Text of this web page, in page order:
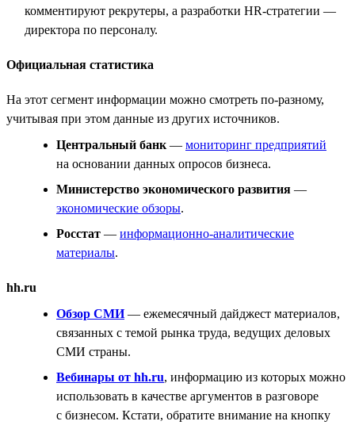
комментируют рекрутеры, а разработки HR-стратегии —
директора по персоналу.
Официальная статистика
На этот сегмент информации можно смотреть по-разному,
учитывая при этом данные из других источников.
Центральный банк — мониторинг предприятий
на основании данных опросов бизнеса.
Министерство экономического развития —
экономические обзоры.
Росстат — информационно-аналитические
материалы.
hh.ru
Обзор СМИ— ежемесячный дайджест материалов,
связанных с темой рынка труда, ведущих деловых
СМИ страны.
Вебинары от hh.ru, информацию из которых можно
использовать в качестве аргументов в разговоре
с бизнесом. Кстати, обратите внимание на кнопку